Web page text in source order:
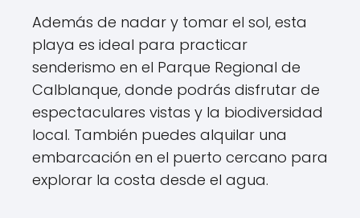
Además de nadar y tomar el sol, esta
playa es ideal para practicar
senderismo en el Parque Regional de
Calblanque, donde podrás disfrutar de
espectaculares vistas y la biodiversidad
local. También puedes alquilar una
embarcación en el puerto cercano para
explorar la costa desde el agua.